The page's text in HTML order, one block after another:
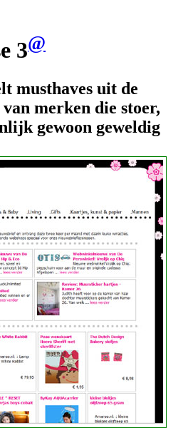
3@
musthaves uit de
merken die stoer,
gewoon geweldig